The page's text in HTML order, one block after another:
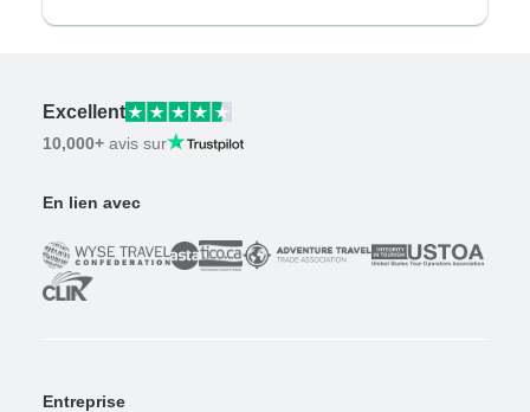
Excellent
10,000+ avis sur
En lien avec
Entreprise